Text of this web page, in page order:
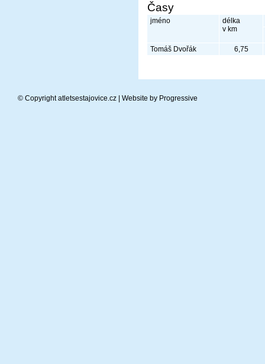
Časy
jméno
délka
v km
Tomáš Dvořák 6,75
© Copyright atletsestajovice.cz | Website by Progressive